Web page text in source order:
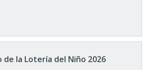
de la Lotería del Niño 2026